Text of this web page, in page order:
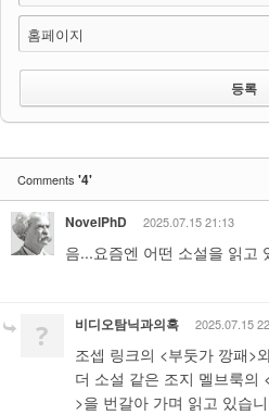
홈페이지
Comments '4'
NovelPhD 2025.07.15 21:13
음...요즘엔 어떤 소설을 읽고
? 비디오탐닉과의혹 2025.07.15
조셉 링크의 <부둣가 깡패>
더 소설 같은 조지 멜브룩의
>을 번갈아 가며 읽고 있습